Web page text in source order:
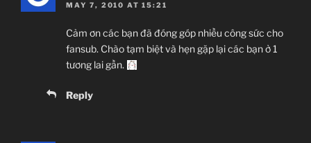
MAY 7, 2010 AT 15:21
Cảm ơn các bạn đã đóng góp nhiều công sức cho
fansub. Chào tạm biệt và hẹn gặp lại các bạn ở 1
tương lai gần.
Reply